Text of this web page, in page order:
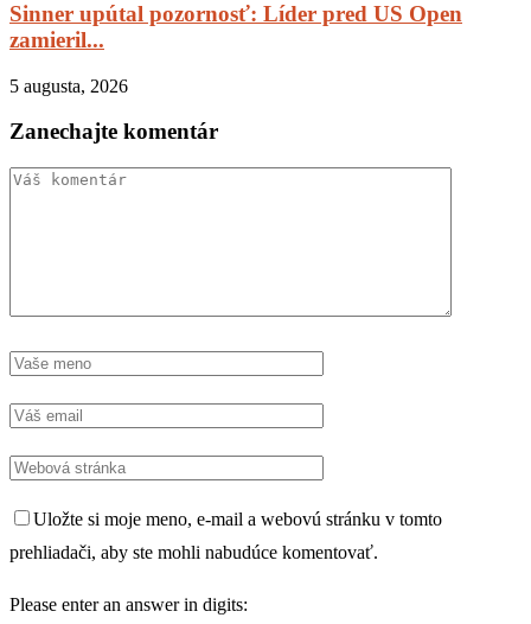
Sinner upútal pozornosť: Líder pred US Open
zamieril...
5 augusta, 2026
Zanechajte komentár
Uložte si moje meno, e-mail a webovú stránku v tomto
prehliadači, aby ste mohli nabudúce komentovať.
Please enter an answer in digits: